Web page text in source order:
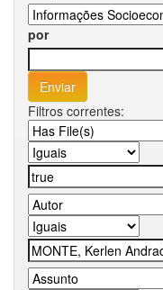
por
Filtros correntes: